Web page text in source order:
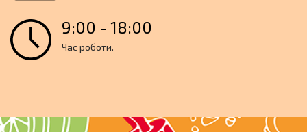
9:00 - 18:00
Час роботи.